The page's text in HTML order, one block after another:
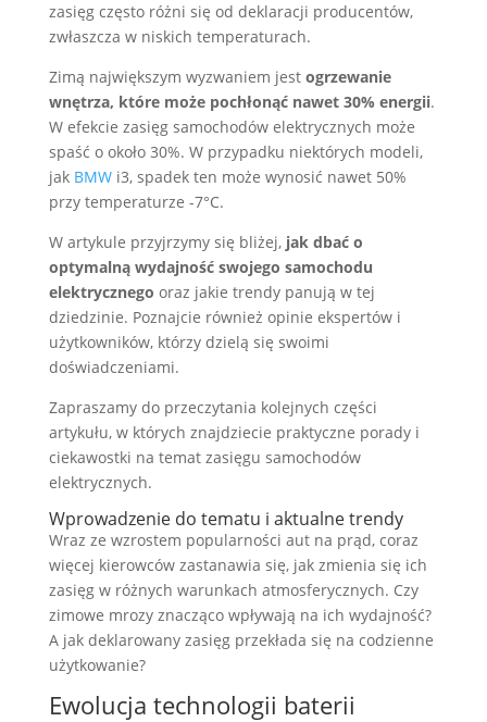
zasięg często różni się od deklaracji producentów,
zwłaszcza w niskich temperaturach.
Zimą największym wyzwaniem jest ogrzewanie
wnętrza, które może pochłonąć nawet 30% energii.
W efekcie zasięg samochodów elektrycznych może
spaść o około 30%. W przypadku niektórych modeli,
jak BMWi3, spadek ten może wynosić nawet 50%
przy temperaturze -7°C.
W artykule przyjrzymy się bliżej, jak dbać o
optymalną wydajność swojego samochodu
elektrycznego oraz jakie trendy panują w tej
dziedzinie. Poznajcie również opinie ekspertów i
użytkowników, którzy dzielą się swoimi
doświadczeniami.
Zapraszamy do przeczytania kolejnych części
artykułu, w których znajdziecie praktyczne porady i
ciekawostki na temat zasięgu samochodów
elektrycznych.
Wprowadzenie do tematu i aktualne trendy
Wraz ze wzrostem popularności aut na prąd, coraz
więcej kierowców zastanawia się, jak zmienia się ich
zasięg w różnych warunkach atmosferycznych. Czy
zimowe mrozy znacząco wpływają na ich wydajność?
A jak deklarowany zasięg przekłada się na codzienne
użytkowanie?
Ewolucja technologii baterii